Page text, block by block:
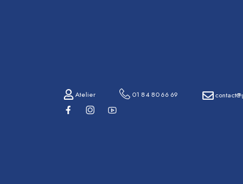
Atelier 01 84 80 66 69